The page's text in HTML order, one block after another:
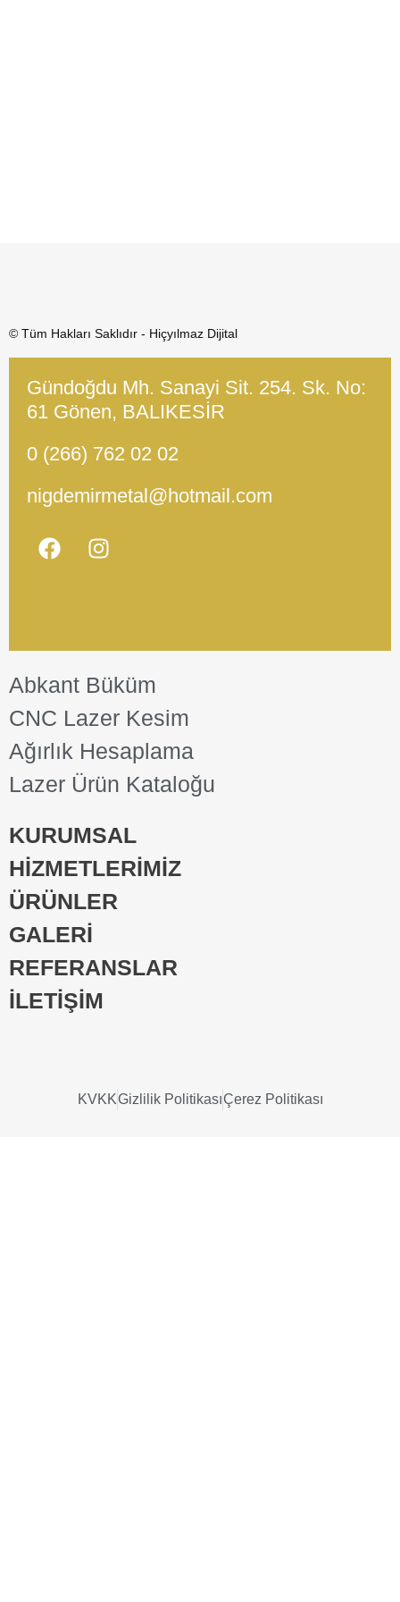
© Tüm Hakları Saklıdır - Hiçyılmaz Dijital
Gündoğdu Mh. Sanayi Sit. 254. Sk. No:
61 Gönen, BALIKESİR
0 (266) 762 02 02
nigdemirmetal@hotmail.com
Abkant Büküm
CNC Lazer Kesim
Ağırlık Hesaplama
Lazer Ürün Kataloğu
KURUMSAL
HİZMETLERİMİZ
ÜRÜNLER
GALERİ
REFERANSLAR
İLETİŞİM
KVKKGizlilik PolitikasıÇerez Politikası